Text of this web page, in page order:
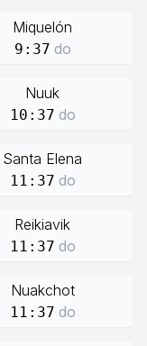
Miquelón
9:37 do
Nuuk
10:37 do
Santa Elena
11:37 do
Reikiavik
11:37 do
Nuakchot
11:37 do